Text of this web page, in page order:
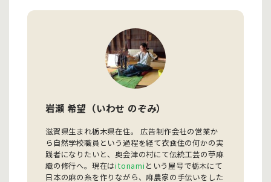
岩瀬 希望（いわせ のぞみ）
滋賀県生まれ栃木県在住。 広告制作会社の営業か
ら自然学校職員という過程を経て衣食住の何かの実
践者になりたいと、奥会津の村にて伝統工芸の苧麻
織の修行へ。現在はitonami という屋号で栃木にて
日本の麻の糸を作りながら、麻農家の手伝いをした